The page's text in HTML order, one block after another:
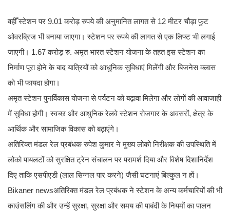
वहीँ स्टेशन पर 9.01 करोड़ रुपये की अनुमानित लागत से 12 मीटर चौड़ा फुट
ओवरब्रिज भी बनाया जाएगा। स्टेशन पर रुपये की लागत से एक लिफ्ट भी लगाई
जाएगी। 1.67 करोड़ रु. अमृत भारत स्टेशन योजना के तहत इस स्टेशन का
निर्माण पूरा होने के बाद यात्रियों को आधुनिक सुविधाएं मिलेंगी और बिजनेस क्लास
को भी फायदा होगा।
अमृत स्टेशन पुनर्विकास योजना से पर्यटन को बढ़ावा मिलेगा और लोगों की आवाजाही
में सुविधा होगी। स्वच्छ और आधुनिक रेलवे स्टेशन रोजगार के अवसरों, क्षेत्र के
आर्थिक और सामाजिक विकास को बढ़ाएंगे।
अतिरिक्त मंडल रेल प्रबंधक रुपेश कुमार ने मुख्य लोको निरीक्षक की उपस्थिति में
लोको पायलटों को सुरक्षित ट्रेन संचालन पर परामर्श दिया और विशेष दिशानिर्देश
दिए ताकि एसपीएडी (लाल सिग्नल पार करने) जैसी घटनाएं बिल्कुल न हों।
Bikaner newsअतिरिक्त मंडल रेल प्रबंधक ने स्टेशन के अन्य कर्मचारियों की भी
काउंसलिंग की और उन्हें सुरक्षा, सुरक्षा और समय की पाबंदी के नियमों का पालन